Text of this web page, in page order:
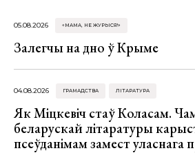
05.08.2026 «МАМА, НЕ ЖУРЫСЯ!»
Залегчы на дно ў Крыме
04.08.2026 ГРАМАДСТВА ЛІТАРАТУРА
Як Міцкевіч стаў Коласам.
беларускай літаратуры
псеўданімам замест уласнага